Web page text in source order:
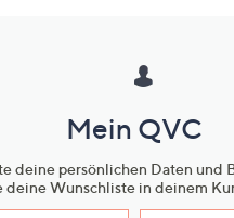
Mein QVC
deine persönlichen Daten und
deine Wunschliste in deinem